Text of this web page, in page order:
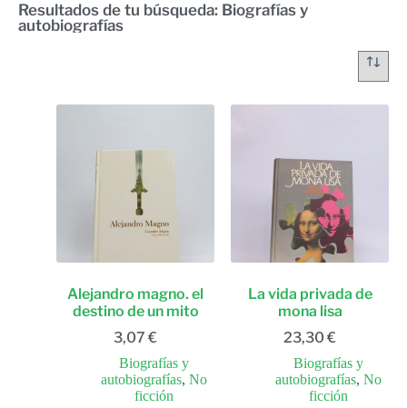
Resultados de tu búsqueda: Biografías y
autobiografías
Alejandro magno. el
destino de un mito
3,07 €
Biografías y
autobiografías, No
ficción
La vida privada de
mona lisa
23,30 €
Biografías y
autobiografías, No
ficción